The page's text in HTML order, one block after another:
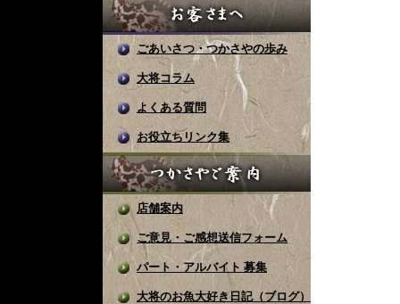
ごあいさつ・つかさやの歩み
大将コラム
よくある質問
お役立ちリンク集
店舗案内
ご意見・ご感想送信フォーム
パート・アルバイト 募集
大将のお魚大好き日記（ブログ）